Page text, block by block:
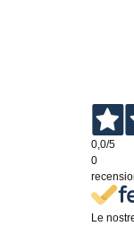
0,0/5
0
Le